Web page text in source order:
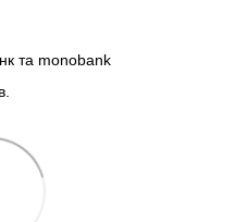
та monobank